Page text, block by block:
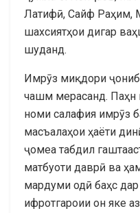
Латифӣ, Сайф Раҳим,
шахсиятҳои дигар
шуданд.
Имрӯз миқдори
чашм мерасанд. Паҳн
номи салафия имрӯз
масъалаҳои ҳаёти
ҷомеа табдил
матбуоти даврӣ ва
мардуми одӣ баҳс
ифротгароии он яке